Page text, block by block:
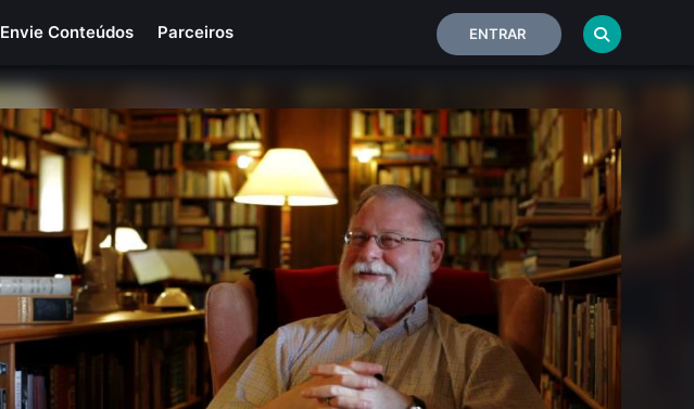
Envie Conteúdos Parceiros ENTRAR